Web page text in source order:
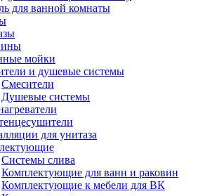
для ванной комнаты
мойки
и душевые системы
Смесители
Душевые системы
для унитаза
Системы слива
Комплектующие для ванн и раковин
Комплектующие к мебели для ВК